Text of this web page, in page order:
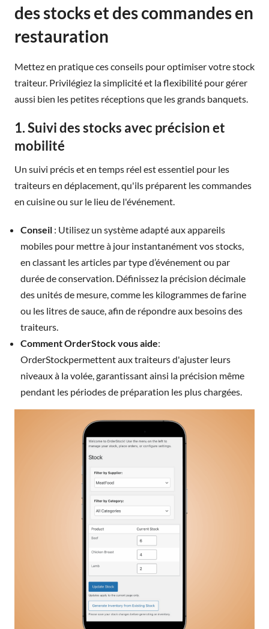
des stocks et des commandes en
restauration
Mettez en pratique ces conseils pour optimiser votre stock
traiteur. Privilégiez la simplicité et la flexibilité pour gérer
aussi bien les petites réceptions que les grands banquets.
1. Suivi des stocks avec précision et
mobilité
Un suivi précis et en temps réel est essentiel pour les
traiteurs en déplacement, qu'ils préparent les commandes
en cuisine ou sur le lieu de l'événement.
Conseil : Utilisez un système adapté aux appareils
mobiles pour mettre à jour instantanément vos stocks,
en classant les articles par type d’événement ou par
durée de conservation. Définissez la précision décimale
des unités de mesure, comme les kilogrammes de farine
ou les litres de sauce, afin de répondre aux besoins des
traiteurs.
Comment OrderStock vous aide:
OrderStockpermettent aux traiteurs d'ajuster leurs
niveaux à la volée, garantissant ainsi la précision même
pendant les périodes de préparation les plus chargées.